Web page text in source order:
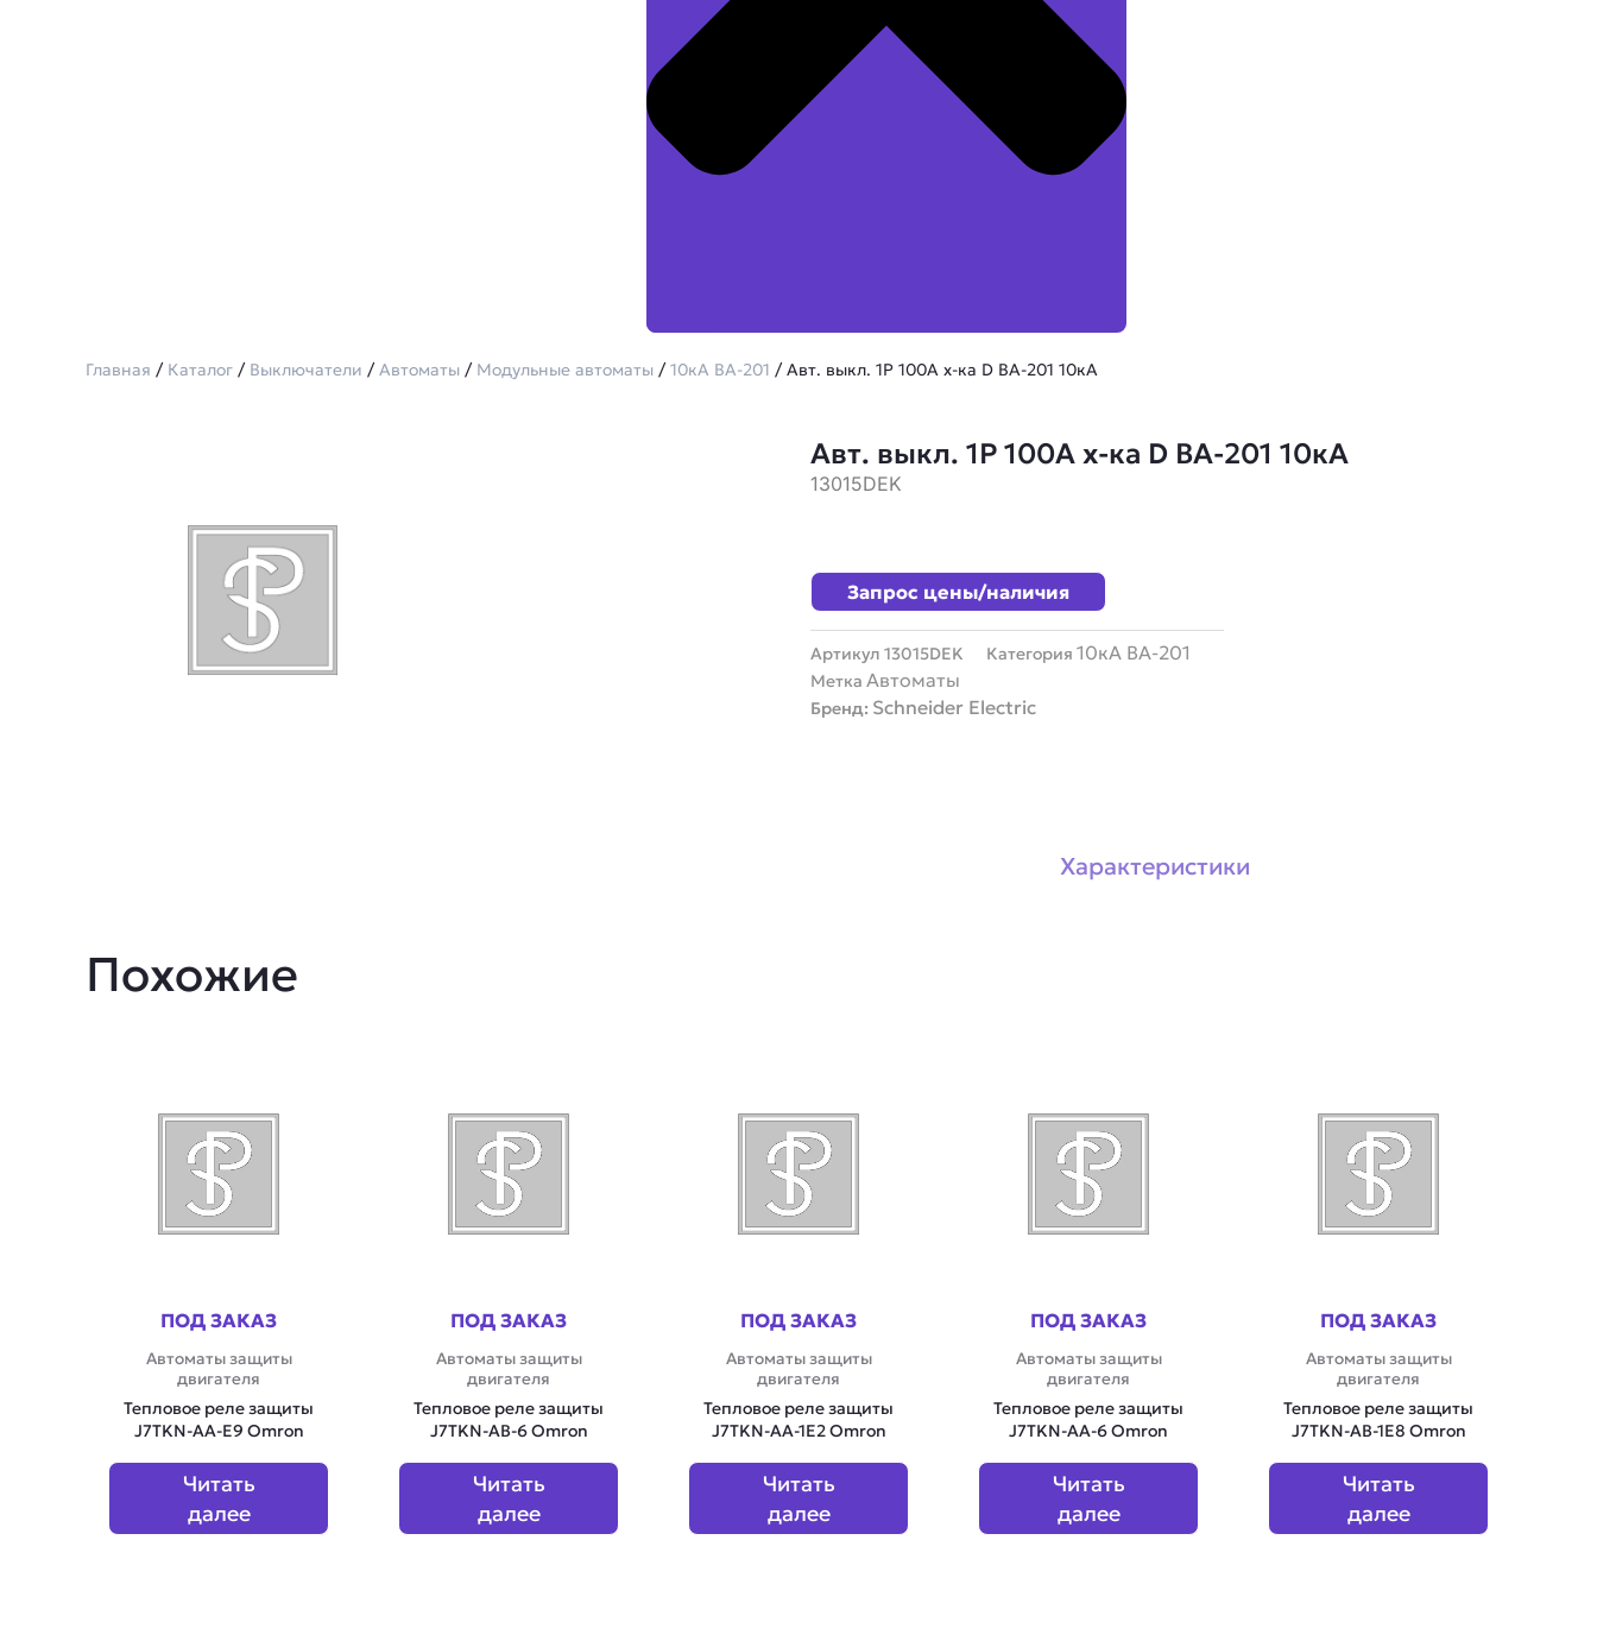
Главная / Каталог / Выключатели /Автоматы / Модульные автоматы /10кА ВА-201 / Авт. выкл. 1Р 100А х-ка D ВА-201 10кА
Авт. выкл. 1Р 100А х-ка D ВА-201 10кА
13015DEK
Запрос цены/наличия
Артикул 13015DEK Категория 10кА ВА-201
Метка Автоматы
Бренд: Schneider Electric
Характеристики
Похожие
ПОД ЗАКАЗ
Автоматы защиты
двигателя
Тепловое реле защиты
J7TKN-AA-E9 Omron
Читать
далее
ПОД ЗАКАЗ
Автоматы защиты
двигателя
Тепловое реле защиты
J7TKN-AB-6 Omron
Читать
далее
ПОД ЗАКАЗ
Автоматы защиты
двигателя
Тепловое реле защиты
J7TKN-AA-1E2 Omron
Читать
далее
ПОД ЗАКАЗ
Автоматы защиты
двигателя
Тепловое реле защиты
J7TKN-AA-6 Omron
Читать
далее
ПОД ЗАКАЗ
Автоматы защиты
двигателя
Тепловое реле защиты
J7TKN-AB-1E8 Omron
Читать
далее